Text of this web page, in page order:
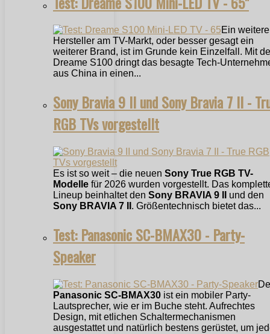
Ein
Hersteller am TV-Markt, oder besser gesagt ein
weiterer Brand, ist im Grunde kein Einzelfall. Mit
Dreame S100 dringt das besagte Tech-
aus China in einen...
Sony Bravia 9 II und Sony Bravia 7 II -
RGB TVs vorgestellt
Es ist so weit – die neuen Sony True RGB TV-
Modelle für 2026 wurden vorgestellt. Das
Lineup beinhaltet den Sony BRAVIA 9 II
und den
Sony BRAVIA 7 II . Größentechnisch bietet das...
Test: Panasonic SC-BMAX30 - Party-
Speaker
Panasonic SC-BMAX30 ist ein mobiler Party-
Lautsprecher, wie er im Buche steht. Aufrechtes
Design, mit etlichen Schaltermechanismen
ausgestattet und natürlich bestens gerüstet, um